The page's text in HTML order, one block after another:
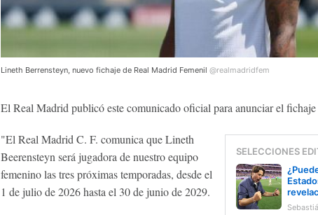
Lineth Berrensteyn, nuevo fichaje de Real Madrid Femenil @realmadridfem
El Real Madrid publicó este comunicado oficial para anunciar el fichaje
SELECCIONES
"El Real Madrid C. F. comunica que Lineth
Beerensteyn será jugadora de nuestro equipo
femenino las tres próximas temporadas, desde el
1 de julio de 2026 hasta el 30 de junio de 2029.